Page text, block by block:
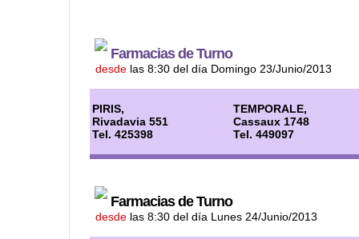
Farmacias de Turno
desde las 8:30 del día Domingo 23/Junio/2013
PIRIS,
Rivadavia 551
Tel. 425398
TEMPORALE,
Cassaux 1748
Tel. 449097
Farmacias de Turno
desde las 8:30 del día Lunes 24/Junio/2013